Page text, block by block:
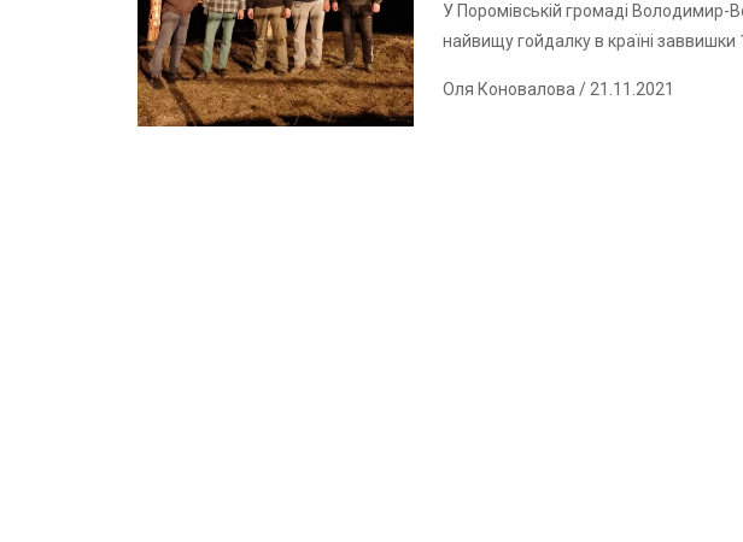
У Поромівській громаді Володимир-
найвищу гойдалку в країні заввишки
Оля Коновалова / 21.11.2021